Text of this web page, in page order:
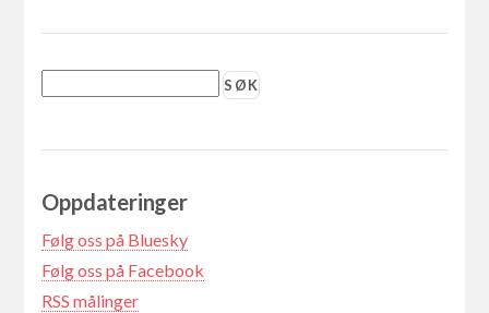
Oppdateringer
Følg oss på Bluesky
Følg oss på Facebook
RSS målinger